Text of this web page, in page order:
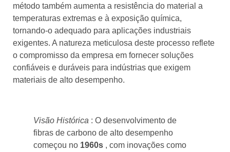
método também aumenta a resistência do material a
temperaturas extremas e à exposição química,
tornando-o adequado para aplicações industriais
exigentes. A natureza meticulosa deste processo reflete
o compromisso da empresa em fornecer soluções
confiáveis ​​e duráveis ​​para indústrias que exigem
materiais de alto desempenho.
Visão Histórica : O desenvolvimento de
fibras de carbono de alto desempenho
começou no 1960s , com inovações como